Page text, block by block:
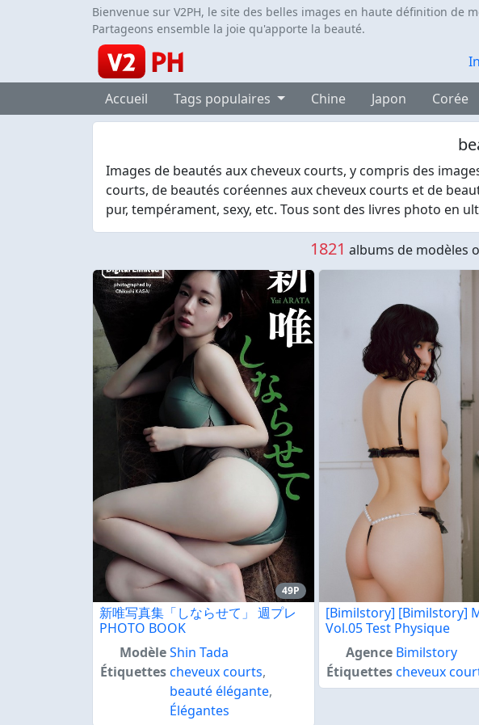
Bienvenue sur V2PH, le site des belles images en haute définition de
Partageons ensemble la joie qu'apporte la beauté.
Accueil Tags populaires Chine Japon Corée
Images de beautés aux cheveux courts, y compris des
courts, de beautés coréennes aux cheveux courts et de
pur, tempérament, sexy, etc. Tous sont des livres photo en
1821 albums de modèles
49P
新唯写真集「しならせて」 週プレ
PHOTO BOOK
ModèleShin Tada
Étiquettescheveux courts,
beauté élégante,
Élégantes
[Bimilstory] [Bimilstory]
Vol.05 Test Physique
Agence Bimilstory
Étiquettescheveux